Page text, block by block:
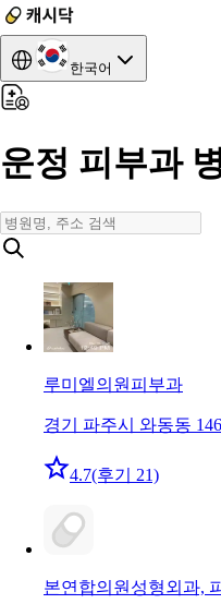
한국어
운정 피부과
루미엘의원 피부과
경기 파주시 와동동
4.7(후기 21)
본연합의원 성형외과,